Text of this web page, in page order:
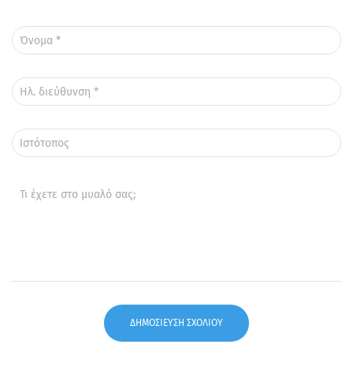
Όνομα *
Ηλ. διεύθυνση *
Ιστότοπος
Τι έχετε στο μυαλό σας;